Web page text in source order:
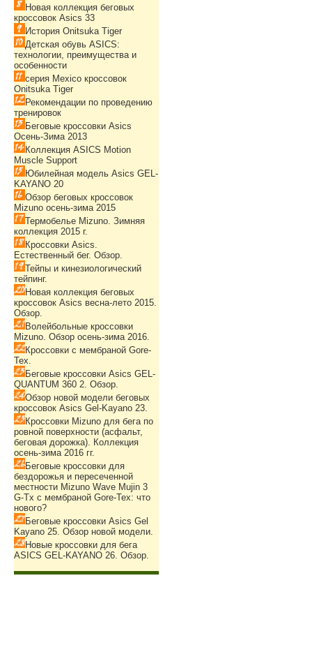
Новая коллекция беговых
кроссовок Asics 33
История Onitsuka Tiger
Детская обувь ASICS:
технологии, преимущества и
особенности
серия Mexico кроссовок
Onitsuka Tiger
Рекомендации по проведению
тренировок
Беговые кроссовки Asics
Осень-Зима 2013
Коллекция ASICS Motion
Muscle Support
Юбилейная модель Asics GEL-
KAYANO 20
Обзор беговых кроссовок
Mizuno осень-зима 2015
Термобелье Mizuno. Зимняя
коллекция 2015 г.
Кроссовки Asics.
Естественный бег. Обзор.
Тейпы и кинезиологический
тейпинг.
Новая коллекция беговых
кроссовок Asics весна-лето 2015.
Обзор.
Волейбольные кроссовки
Mizuno. Обзор осень-зима 2016.
Кроссовки с мембраной Gore-
Tex.
Беговые кроссовки Asics GEL-
QUANTUM 360 2. Обзор.
Обзор новой модели беговых
кроссовок Asics Gel-Kayano 23.
Кроссовки Mizuno для бега по
ровной поверхности (асфальт,
беговая дорожка). Коллекция
осень-зима 2016 гг.
Беговые кроссовки для
бездорожья и пересеченной
местности Mizuno Wave Mujin 3
G-Tx с мембраной Gore-Tex: что
нового?
Беговые кроссовки Asics Gel
Kayano 25. Обзор новой модели.
Новые кроссовки для бега
ASICS GEL-KAYANO 26. Обзор.